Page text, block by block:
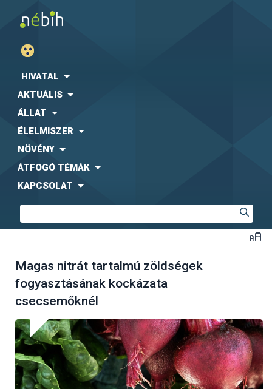
HIVATAL
AKTUÁLIS
ÁLLAT
ÉLELMISZER
NÖVÉNY
ÁTFOGÓ TÉMÁK
KAPCSOLAT
Magas nitrát tartalmú zöldségek
fogyasztásának kockázata
csecsemőknél